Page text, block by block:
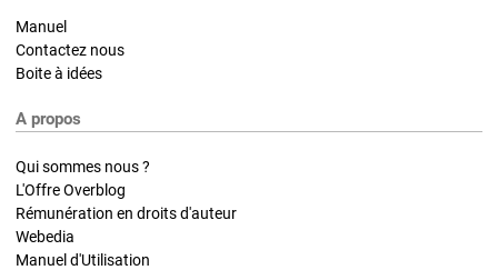
Manuel
Contactez nous
Boite à idées
A propos
Qui sommes nous ?
L'Offre Overblog
Rémunération en droits d'auteur
Webedia
Manuel d'Utilisation